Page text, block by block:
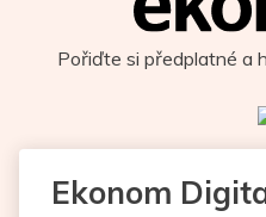
Pořiďte si předplatné a
Ekonom